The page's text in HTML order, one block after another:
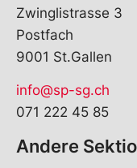
Zwinglistrasse 3
Postfach
9001 St.Gallen
info@sp-sg.ch
071 222 45 85
Andere